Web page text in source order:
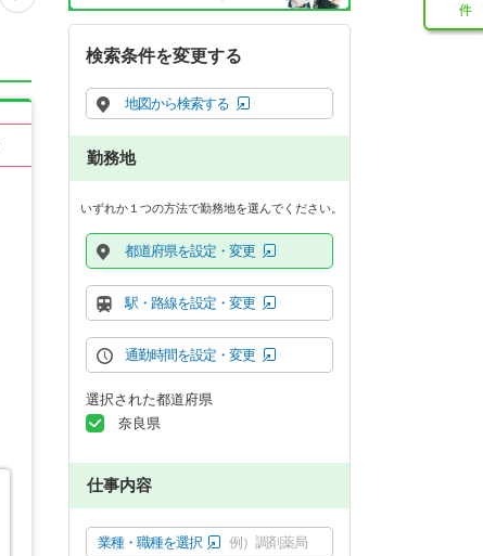
検索条件を変更する
地図から検索する
勤務地
いずれか１つの方法で勤務地を選んでください。
都道府県を設定・変更
駅・路線を設定・変更
通勤時間を設定・変更
選択された都道府県
奈良県
仕事内容
業種・職種を選択 例）調剤薬局